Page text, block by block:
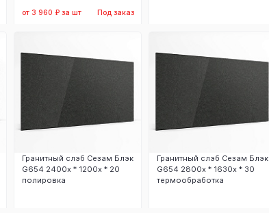
от 3 960 ₽ за шт Под заказ
Гранитный слэб Сезам Блэк
G654 2400х * 1200х * 20
полировка
Гранитный слэб Сезам Блэк
G654 2800х * 1630х * 30
термообработка